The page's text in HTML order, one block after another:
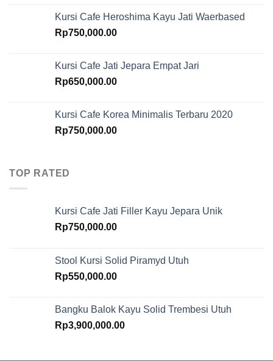
Kursi Cafe Heroshima Kayu Jati Waerbased
Rp750,000.00
Kursi Cafe Jati Jepara Empat Jari
Rp650,000.00
Kursi Cafe Korea Minimalis Terbaru 2020
Rp750,000.00
TOP RATED
Kursi Cafe Jati Filler Kayu Jepara Unik
Rp750,000.00
Stool Kursi Solid Piramyd Utuh
Rp550,000.00
Bangku Balok Kayu Solid Trembesi Utuh
Rp3,900,000.00